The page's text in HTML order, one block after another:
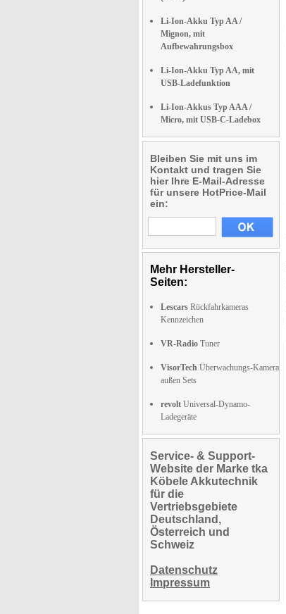
Li-Ion-Akku Typ AA /
Mignon, mit
Aufbewahrungsbox
Li-Ion-Akku Typ AA, mit
USB-Ladefunktion
Li-Ion-Akkus Typ AAA /
Micro, mit USB-C-Ladebox
Bleiben Sie mit uns im
Kontakt und tragen Sie
hier Ihre E-Mail-Adresse
für unsere HotPrice-Mail
ein:
Mehr Hersteller-
Seiten:
Lescars Rückfahrkameras
Kennzeichen
VR-Radio Tuner
VisorTech Überwachungs-Kamera
außen Sets
revolt Universal-Dynamo-
Ladegeräte
Service- & Support-
Website der Marke tka
Köbele Akkutechnik
für die
Vertriebsgebiete
Deutschland,
Österreich und
Schweiz
Datenschutz
Impressum